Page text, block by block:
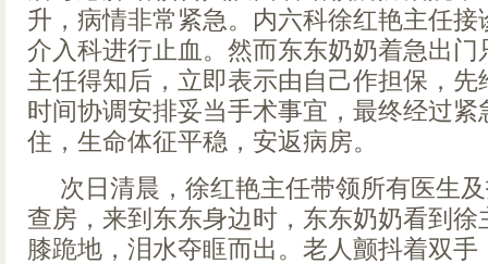
升，病情非常紧急。内六科徐红艳主任
介入科进行止血。然而东东奶奶着急出
主任得知后，立即表示由自己作担保，
时间协调安排妥当手术事宜，最终经过
住，生命体征平稳，安返病房。
次日清晨，徐红艳主任带领所有医生
查房，来到东东身边时，东东奶奶看到徐
膝跪地，泪水夺眶而出。老人颤抖着双